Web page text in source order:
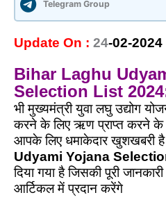
Telegram Group
Update On : 24-02-2024
Bihar Laghu
Selection List
भी मुख्यमंत्री युवा लघु उद्योग
करने के लिए ऋण प्राप्त करने के
आपके लिए धमाकेदार खुशखबरी है
Udyami Yojana
दिया गया है जिसकी पूरी
आर्टिकल में प्रदान करेंगे